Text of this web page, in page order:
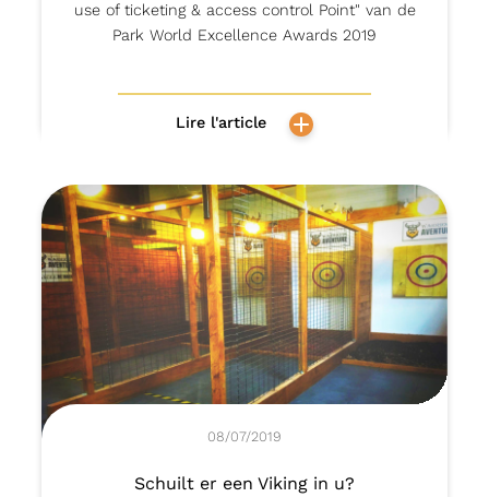
use of ticketing & access control Point" van de
Park World Excellence Awards 2019
Lire l'article
08/07/2019
Schuilt er een Viking in u?